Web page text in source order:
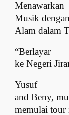
Menawarkan
Musik
Alam dalam
“Berlayar
ke Negeri
Yusuf
and Beny,
memulai tour